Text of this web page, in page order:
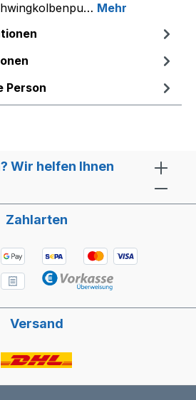
Mehr
Person
Wir helfen Ihnen
Zahlarten
Versand